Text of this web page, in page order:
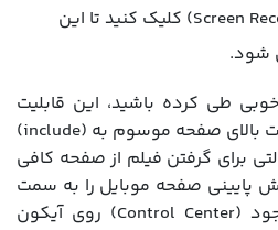
رنگ سبز کنار (Screen Recording) کلیک کنید تا این
شود.
خوبی طی کرده باشید، این قابلیت
به‌صورت پیش‌فرض در لیست بالای صفحه موسوم به (include)
برای گرفتن فیلم از صفحه کافی
صفحه موبایل را به سمت
بالا بکشید و از منوی موجود (Control Center) روی آیکون